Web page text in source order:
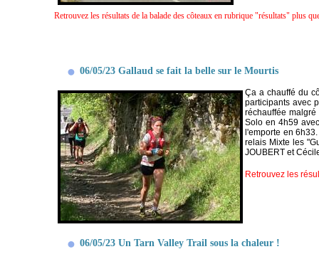
Retrouvez les résultats de la balade des côteaux en rubrique "résultats" plus
06/05/23 Gallaud se fait la belle sur le Mourtis
Ça a chauffé du
participants avec
réchauffée
Solo en 4h59
l'emporte en
relais Mixte les
JOUBERT et
Retrouvez les
06/05/23 Un Tarn Valley Trail sous la chaleur !